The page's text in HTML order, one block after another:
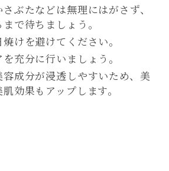
ぶたなどは無理にはがさず、
で待ちましょう。
けを避けてください。
充分に行いましょう。
成分が浸透しやすいため、美
効果もアップします。